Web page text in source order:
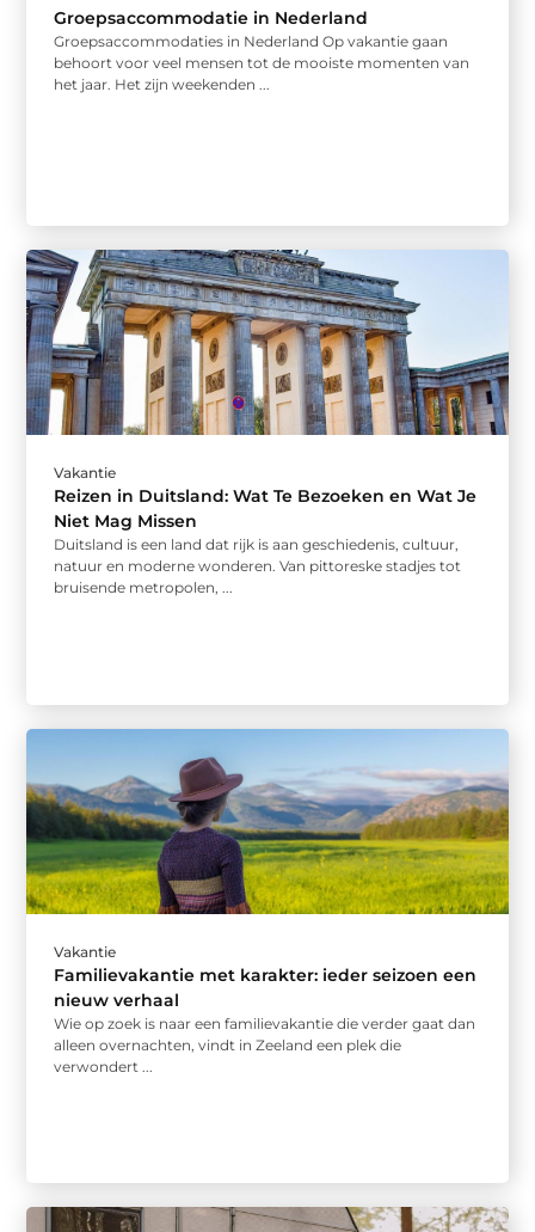
Groepsaccommodatie in Nederland
Groepsaccommodaties in Nederland Op vakantie gaan
behoort voor veel mensen tot de mooiste momenten van
het jaar. Het zijn weekenden ...
Vakantie
Reizen in Duitsland: Wat Te Bezoeken en Wat Je
Niet Mag Missen
Duitsland is een land dat rijk is aan geschiedenis, cultuur,
natuur en moderne wonderen. Van pittoreske stadjes tot
bruisende metropolen, ...
Vakantie
Familievakantie met karakter: ieder seizoen een
nieuw verhaal
Wie op zoek is naar een familievakantie die verder gaat dan
alleen overnachten, vindt in Zeeland een plek die
verwondert ...